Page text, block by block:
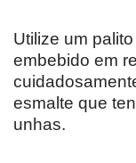
Utilize um
embebido em
esmalte que
unhas.